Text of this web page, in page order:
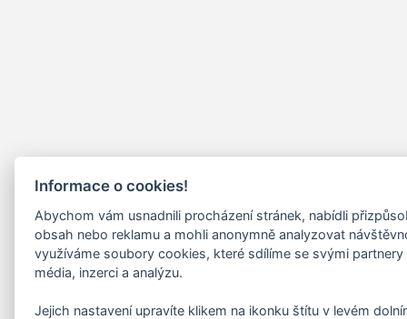
Informace o cookies!
Abychom vám usnadnili procházení stránek, nabídli
obsah nebo reklamu a mohli anonymně analyzovat
využíváme soubory cookies, které sdílíme se svými
média, inzerci a analýzu.
Jejich nastavení upravíte klikem na ikonku štítu v levém